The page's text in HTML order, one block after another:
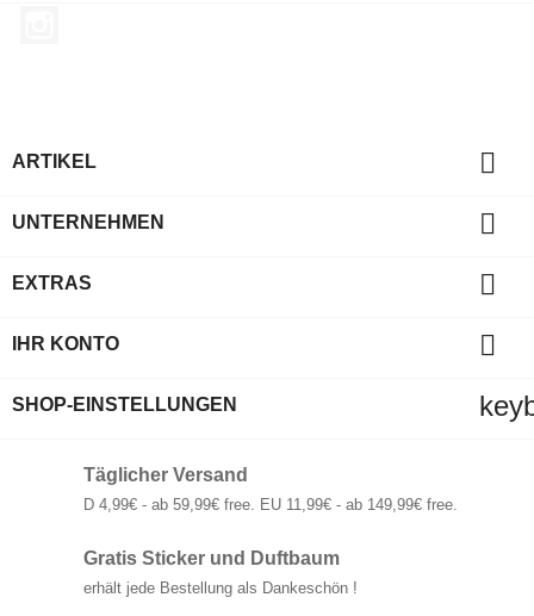
ARTIKEL 
UNTERNEHMEN 
EXTRAS 
IHR KONTO 
SHOP-EINSTELLUNGEN
Täglicher Versand
D 4,99€ - ab 59,99€ free. EU 11,99€ - ab 149,99€ free.
Gratis Sticker und Duftbaum
erhält jede Bestellung als Dankeschön !